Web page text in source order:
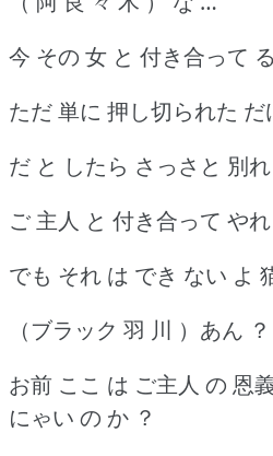
今 その 女 と 付き合って
ただ 単に 押し切られた だ
だ と したら さっさと 別
ご 主人 と 付き合って や
でも それ は でき ない よ
（ブラック 羽 川 ）あん
お前 ここ は ご主人 の 恩
にゃい の か ？